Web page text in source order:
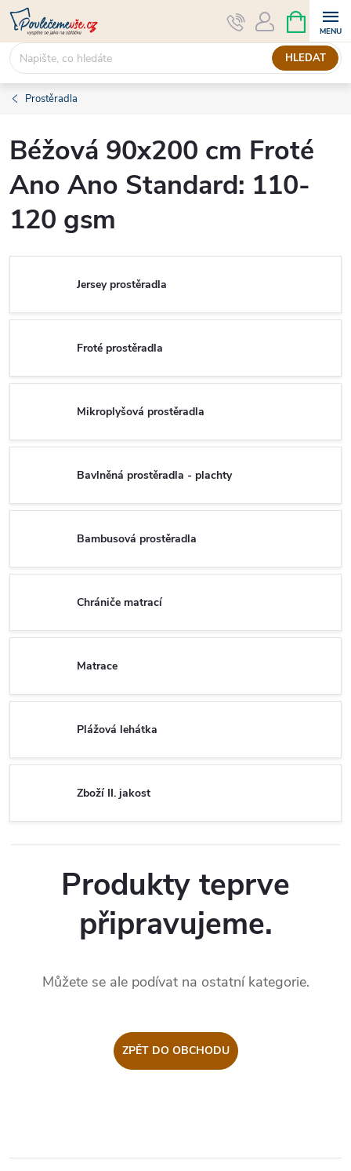
Přejít
obsah
HLEDAT
NÁKUPNÍ
KOŠÍK
Prostěradla
Béžová 90x200 cm Froté
Ano Ano Standard: 110-
120 gsm
Jersey prostěradla
Froté prostěradla
Mikroplyšová prostěradla
Bavlněná prostěradla - plachty
Bambusová prostěradla
Chrániče matrací
Matrace
Plážová lehátka
Zboží II. jakost
Produkty teprve
připravujeme.
Můžete se ale podívat na ostatní kategorie.
ZPĚT DO OBCHODU